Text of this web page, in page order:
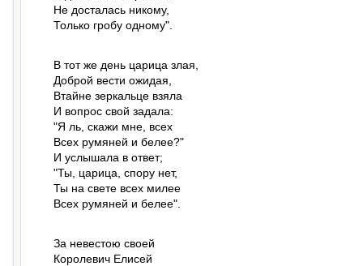
Не досталась никому,
Только гробу одному".
В тот же день царица злая,
Доброй вести ожидая,
Втайне зеркальце взяла
И вопрос свой задала:
"Я ль, скажи мне, всех
Всех румяней и белее?"
И услышала в ответ;
"Ты, царица, спору нет,
Ты на свете всех милее
Всех румяней и белее".
За невестою своей
Королевич Елисей